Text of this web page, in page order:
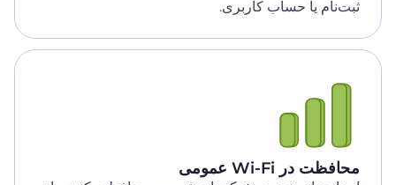
ثبت‌نام یا حساب کاربری.
محافظت در Wi-Fi عمومی